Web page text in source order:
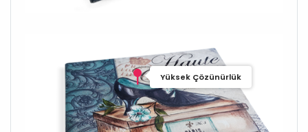
Yüksek Çözünürlük